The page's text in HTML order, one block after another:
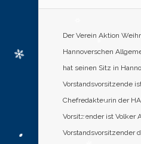
Der Verein Aktion
Hannoverschen
hat seinen Sitz in
Vorstandsvorsitzende
Chefredakteurin der
Vorsitzender ist Volker
Vorstandsvorsitzender